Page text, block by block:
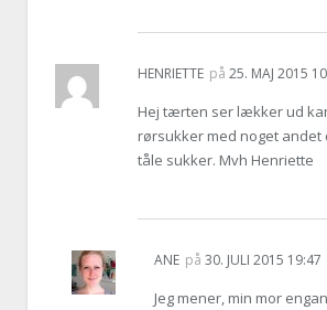
HENRIETTE på 25. MAJ 2015
Hej tærten ser lækker ud
rørsukker med noget andet
tåle sukker. Mvh Henriette
ANE på 30. JULI 2015 19:47
Jeg mener, min mor